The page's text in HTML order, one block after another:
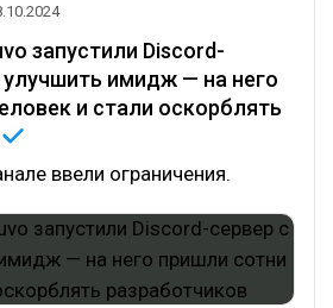
запустили Discord-
имидж — на него
и стали оскорблять
ввели ограничения.